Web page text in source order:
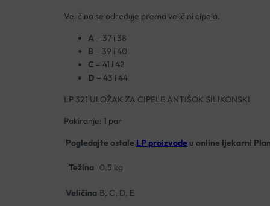
Veličina se određuje prema veličini cipela.
A– 37 i 38
B – 39 i 40
C – 41 i 42
D – 43 i 44
LP 321 ULOŽAK ZA CIPELE ANTIŠOK SILIKONSKI
Pakiranje: 1 par
Pogledajte ostale LP proizvodeu online ljekarni
Težina 0.5 kg
Veličina B, C, D, E